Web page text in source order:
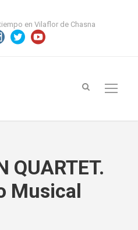
en Vilaflor de Chasna
QUARTET.
Musical